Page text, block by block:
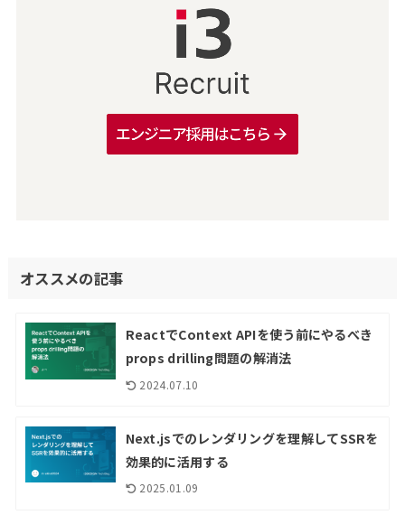
オススメの記事
ReactでContext APIを使う前にやるべき
props drilling問題の解消法
2024.07.10
Next.jsでのレンダリングを理解してSSRを
効果的に活用する
2025.01.09